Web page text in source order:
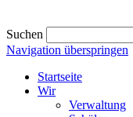
Suchen
Navigation überspringen
Startseite
Wir
Verwaltung